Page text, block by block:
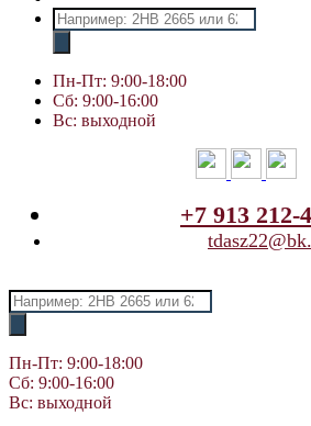
Поиск
товаров
Пн-Пт: 9:00-18:00
Сб: 9:00-16:00
Вс: выходной
+7 913 212-
Поиск
товаров
Пн-Пт: 9:00-18:00
Сб: 9:00-16:00
Вс: выходной